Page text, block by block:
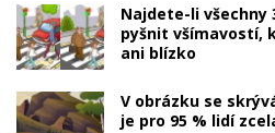
Najdete-li všechny
pyšnit všímavostí,
ani blízko
V obrázku se
je pro 95 % lidí